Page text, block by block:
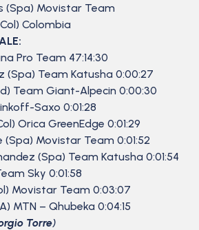
(Spa) Movistar Team
Colombia
Pro Team 47:14:30
(Spa) Team Katusha 0:00:27
Team Giant-Alpecin 0:00:30
Saxo 0:01:28
Orica GreenEdge 0:01:29
Movistar Team 0:01:52
(Spa) Team Katusha 0:01:54
Sky 0:01:58
Movistar Team 0:03:07
MTN – Qhubeka 0:04:15
Torre)